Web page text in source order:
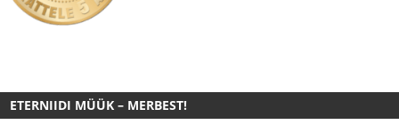
ETERNIIDI MÜÜK – MERBEST!